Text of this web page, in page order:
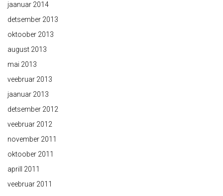
jaanuar 2014
detsember 2013
oktoober 2013
august 2013
mai 2013
veebruar 2013
jaanuar 2013
detsember 2012
veebruar 2012
november 2011
oktoober 2011
aprill 2011
veebruar 2011